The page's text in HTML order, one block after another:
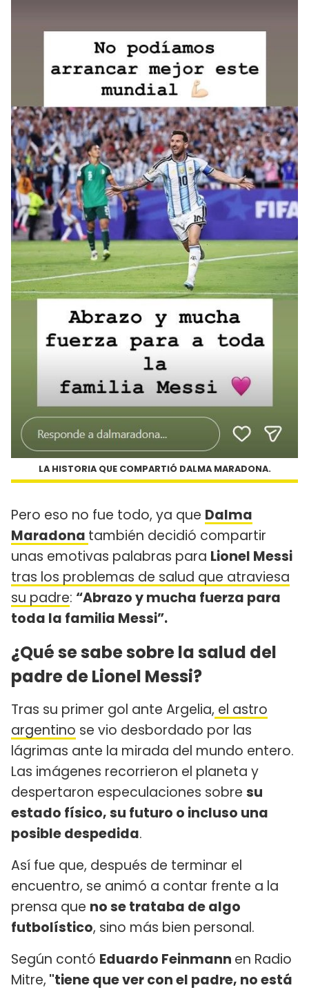
LA HISTORIA QUE COMPARTIÓ DALMA MARADONA.
Pero eso no fue todo, ya que Dalma
Maradona también decidió compartir
unas emotivas palabras para Lionel Messi
tras los problemas de salud que atraviesa
su padre: “Abrazo y mucha fuerza para
toda la familia Messi”.
¿Qué se sabe sobre la salud del
padre de Lionel Messi?
Tras su primer gol ante Argelia, el astro
argentino se vio desbordado por las
lágrimas ante la mirada del mundo entero.
Las imágenes recorrieron el planeta y
despertaron especulaciones sobre su
estado físico, su futuro o incluso una
posible despedida.
Así fue que, después de terminar el
encuentro, se animó a contar frente a la
prensa que no se trataba de algo
futbolístico, sino más bien personal.
Según contó Eduardo Feinmann en Radio
Mitre, "tiene que ver con el padre, no está